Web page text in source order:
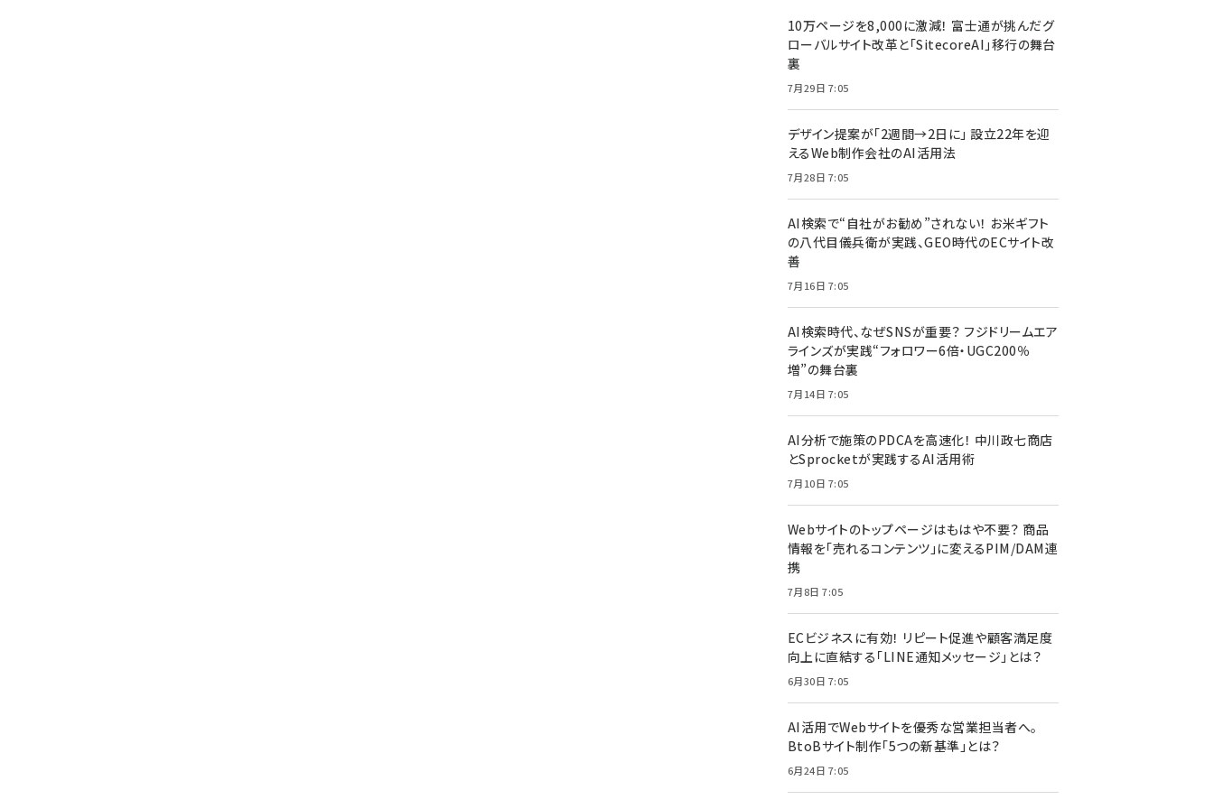
10万ページを8,000に激減！ 富士通が挑んだグ
ローバルサイト改革と「SitecoreAI」移行の舞台
裏
7月29日 7:05
デザイン提案が「2週間→2日に」 設立22年を迎
えるWeb制作会社のAI活用法
7月28日 7:05
AI検索で“自社がお勧め”されない！ お米ギフト
の八代目儀兵衛が実践、GEO時代のECサイト改
善
7月16日 7:05
AI検索時代、なぜSNSが重要？ フジドリームエア
ラインズが実践“フォロワー6倍・UGC200％
増”の舞台裏
7月14日 7:05
AI分析で施策のPDCAを高速化！ 中川政七商店
とSprocketが実践するAI活用術
7月10日 7:05
Webサイトのトップページはもはや不要？ 商品
情報を「売れるコンテンツ」に変えるPIM/DAM連
携
7月8日 7:05
ECビジネスに有効！ リピート促進や顧客満足度
向上に直結する「LINE通知メッセージ」とは？
6月30日 7:05
AI活用でWebサイトを優秀な営業担当者へ。
BtoBサイト制作「5つの新基準」とは？
6月24日 7:05